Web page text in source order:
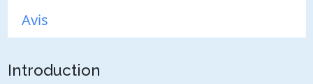
Avis
Introduction